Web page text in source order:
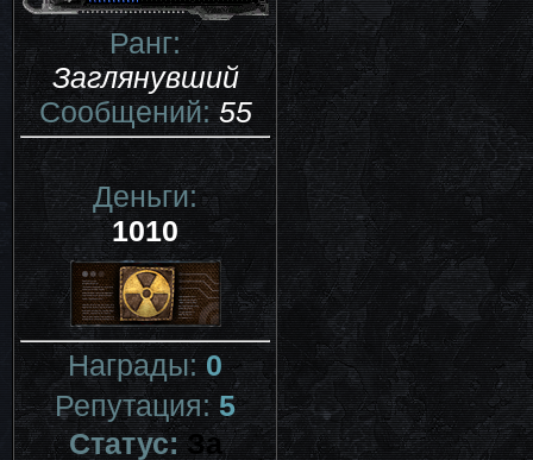
Ранг:
Заглянувший
Сообщений:55
Деньги:
1010
Награды:0
Репутация: 5
Статус:За